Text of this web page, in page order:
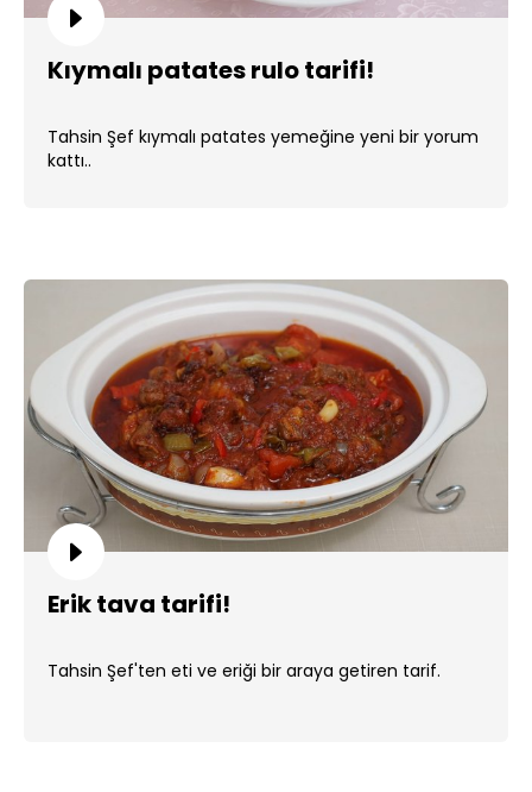
Kıymalı patates rulo tarifi!
Tahsin Şef kıymalı patates yemeğine yeni bir yorum
kattı..
Erik tava tarifi!
Tahsin Şef'ten eti ve eriği bir araya getiren tarif.